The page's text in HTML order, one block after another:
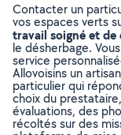
Contacter un
vos espaces verts
travail soigné et de
le désherbage.
service
Allovoisins un
particulier qui
choix du
évaluations, des
récoltés sur des